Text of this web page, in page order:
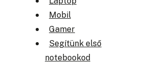
Mobil
Gamer
Segítünk első
notebookod